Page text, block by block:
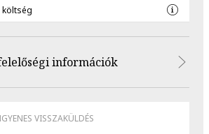
információk
VISSZAKÜLDÉS